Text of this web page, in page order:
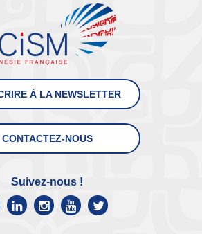
À LA NEWSLETTER
CONTACTEZ-NOUS
Suivez-nous !